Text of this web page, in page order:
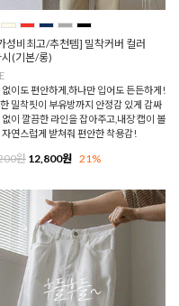
성비최고/추천템] 밀착커버 컬러
(기본/롱)
없이도 편안하게,하나만 입어도 든든하게!
밀착핏이 부유방까지 안정감 있게 감싸
없이 깔끔한 라인을 잡아주고,내장 캡이 볼
자연스럽게 받쳐줘 편안한 착용감!
원 12,800원 21%